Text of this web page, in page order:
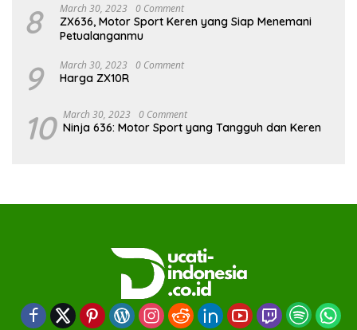
8 March 30, 2023 0 Comment
ZX636, Motor Sport Keren yang Siap Menemani
Petualanganmu
9 March 30, 2023 0 Comment
Harga ZX10R
10 March 30, 2023 0 Comment
Ninja 636: Motor Sport yang Tangguh dan Keren